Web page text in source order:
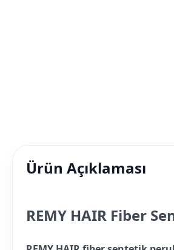
Ürün Açıklaması
REMY HAIR Fiber